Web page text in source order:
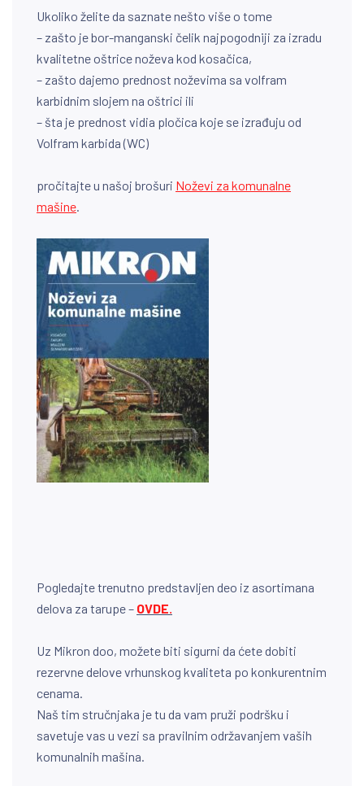
Ukoliko želite da saznate nešto više o tome
– zašto je bor-manganski čelik najpogodniji za izradu
kvalitetne oštrice noževa kod kosačica,
– zašto dajemo prednost noževima sa volfram
karbidnim slojem na oštrici ili
– šta je prednost vidia pločica koje se izrađuju od
Volfram karbida (WC)
pročitajte u našoj brošuri Noževi za komunalne
mašine.
Pogledajte trenutno predstavljen deo iz asortimana
delova za tarupe – OVDE.
Uz Mikron doo, možete biti sigurni da ćete dobiti
rezervne delove vrhunskog kvaliteta po konkurentnim
cenama.
Naš tim stručnjaka je tu da vam pruži podršku i
savetuje vas u vezi sa pravilnim održavanjem vaših
komunalnih mašina.